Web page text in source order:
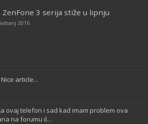
ZenFone 3 serija stiže u lipnju
2016
article...
ovaj telefon i sad kad imam problem ova
na forumu il...